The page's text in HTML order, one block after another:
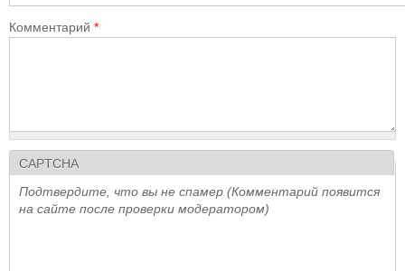
Комментарий *
CAPTCHA
Подтвердите, что вы не спамер (Комментарий появится
на сайте после проверки модератором)